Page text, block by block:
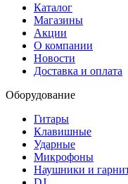
Каталог
Магазины
Акции
О компании
Новости
Доставка и оплата
Оборудование
Гитары
Клавишные
Ударные
Микрофоны
Наушники и